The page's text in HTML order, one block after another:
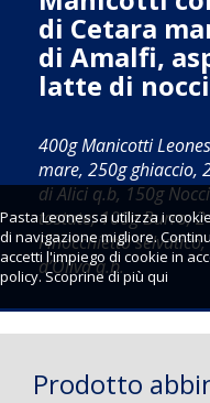
Pasta Leonessa utilizza i
di navigazione migliore.
accetti l'impiego di cookie in
policy. Scoprine di più qui
di Cetara
di Amalfi,
latte di
400g Manicotti
mare, 250g ghiaccio,
di Alici q.b, 150g
tostate, 100g Burro, 2
Finocchietto
d’Oliva q.b.
Prodotto